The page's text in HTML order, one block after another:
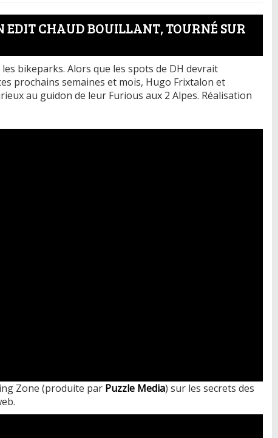
EDIT CHAUD BOUILLANT, TOURNÉ SUR
bikeparks. Alors que les spots de DH devrait
prochains semaines et mois, Hugo Frixtalon et
au guidon de leur Furious aux 2 Alpes. Réalisation
Zone (produite par Puzzle Media) sur les secrets des